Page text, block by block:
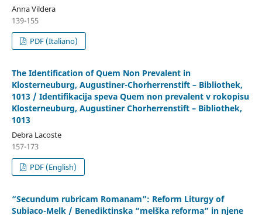
Anna Vildera
139-155
PDF (Italiano)
The Identification of Quem Non Prevalent in
Klosterneuburg, Augustiner-Chorherrenstift – Bibliothek,
1013 / Identifikacija speva Quem non prevalent v rokopisu
Klosterneuburg, Augustiner Chorherrenstift – Bibliothek,
1013
Debra Lacoste
157-173
PDF (English)
“Secundum rubricam Romanam”: Reform Liturgy of
Subiaco-Melk / Benediktinska “melška reforma” in njene